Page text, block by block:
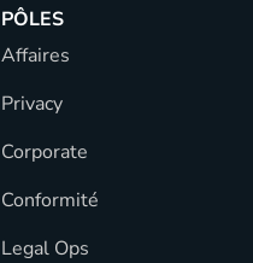
PÔLES
Affaires
Privacy
Corporate
Conformité
Legal Ops